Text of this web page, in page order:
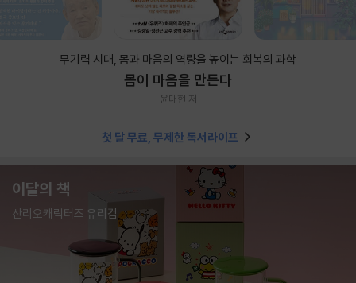
무기력 시대, 몸과 마음의 역량을 높이는 회복의 과학
몸이 마음을 만든다
윤대현 저
첫 달 무료, 무제한 독서라이프
이달의 책
산리오캐릭터즈 유리컵